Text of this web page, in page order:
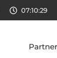
07:10:31